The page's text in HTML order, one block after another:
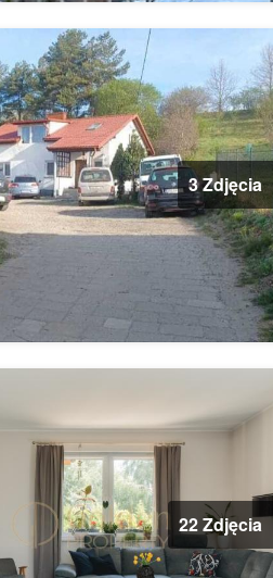
3 Zdjęcia
22 Zdjęcia